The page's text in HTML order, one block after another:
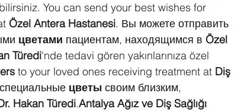
You can send your best wishes for
Özel Antera Hastanesi. Вы можете отправить
цветами пациентам, находящимся в Özel
Türedi'nde tedavi gören yakınlarınıza özel
to your loved ones receiving treatment at Diş
цветы своим близким,
Hakan Türedi.Antalya Ağız ve Diş Sağlığı